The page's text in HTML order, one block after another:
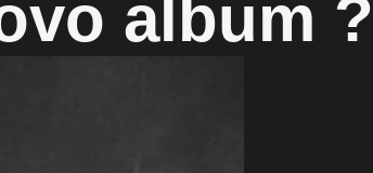
album ?